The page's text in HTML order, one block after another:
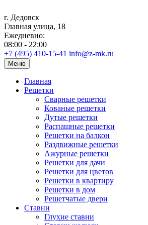
г. Дедовск
Главная улица, 18
Ежедневно:
08:00 - 22:00
+7 (495) 410-15-41 info@z-mk.ru
Меню
Главная
Решетки
Сварные решетки
Кованые решетки
Дутые решетки
Распашные решетки
Решетки на балкон
Раздвижные решетки
Ажурные решетки
Решетки для дачи
Решетки для цветов
Решетки в квартиру
Решетки в дом
Решетчатые двери
Ставни
Глухие ставни